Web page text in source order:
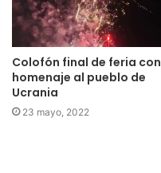
Colofón final de feria con
homenaje al pueblo de
Ucrania
23 mayo, 2022